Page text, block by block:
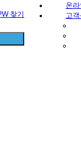
온라
고객
찾기